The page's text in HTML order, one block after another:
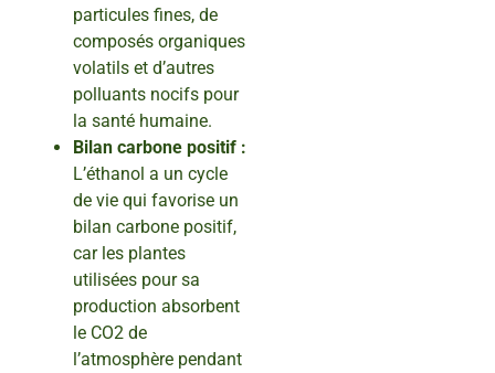
particules fines, de
composés organiques
volatils et d’autres
polluants nocifs pour
la santé humaine.
Bilan carbone positif :
L’éthanol a un cycle
de vie qui favorise un
bilan carbone positif,
car les plantes
utilisées pour sa
production absorbent
le CO2 de
l’atmosphère pendant